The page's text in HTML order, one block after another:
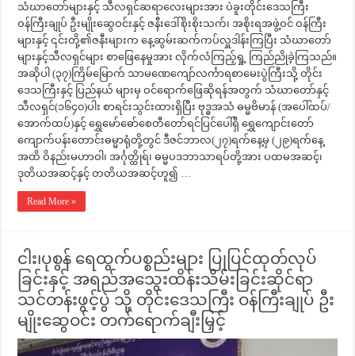
သံဃာတော်များနှင့် သီလရှင်ဆရာလေးများအား ပဲခူးတိုင်းဒေသကြီး
ဝန်ကြီးချုပ် ဦးမျိုးဆွေဝင်းနှင့် ဇနီးဒေါ်စိုးစိုးသက်၊ အစိုးရအဖွဲ့ဝင် ဝန်ကြီး
များနှင့် ၎င်းတို့၏ဇနီးများက နေ့ဆွမ်းဆက်ကပ်လှူဒါန်းကြပြီး သံဃာတော်
များနှင့်သီလရှင်များ စာဖြေနေမှုအား လိုက်လံကြည့်ရှု့ ကြည်ညိုခဲ့ကြသည်။
အဆိုပါ (၃၇)ကြိမ်မြောက် သာမဏေကျော်လင်္ကာရစာမေးပွဲကြီးသို့ တိုင်း
ဒေသကြီးနှင့် ပြည်နယ် များမှ ဝင်ရောက်ဖြေဆိုရန်အတွက် သံဃာတော်နှင့်
သီလရှင်(၁၆၄၀)ပါး စာရင်းသွင်းထားရှိပြီး ဗုဒ္ဓအသံ ဓမ္မဗိမာန် (အပေါ်ထပ်/
အောက်ထပ်)နှင့် ရွှေမော်ဓော်စေတီတော်ရင်ပြင်ပေါ်ရှိ ရွှေကျောင်းတော်
ကျောက်ပန်းတောင်းဓမ္မာရုံတို့တွင် ဒီဇင်ဘာလ(၂၇)ရက်နေ့မှ (၂၉)ရက်နေ့
အထိ ဝိနည်းမဟာဝါ၊ အင်္ဂုတ္ထိုရ်၊ ဓမ္မပဒဘာသာရပ်တို့အား ပထမအဆင့်၊
ဒုတိယအဆင့်နှင့် တတိယအဆင့်ဟူ၍ …
Read More »
ငါး၊ပုစွန် ရေထွက်ပစ္စည်းများ ပြုပြင်ထုတ်လုပ်
ခြင်းနှင့် အရည်အသွေးထိန်းသိမ်းခြင်းဆိုင်ရာ
သင်တန်းဖွင့်ပွဲ သို့ တိုင်းဒေသကြီး ဝန်ကြီးချုပ် ဦး
မျိုးဆွေဝင်း တက်ရောက်ချီးမြှင့်